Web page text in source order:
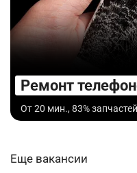
Ремонт
От 20 мин., 83%
Еще вакансии